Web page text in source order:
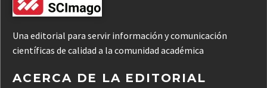
Una editorial para servir información y comunicación
científicas de calidad a la comunidad académica
ACERCA DE LA EDITORIAL